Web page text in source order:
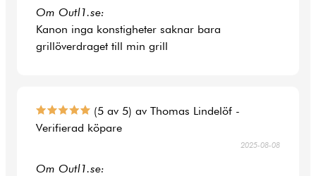
Om Outl1.se:
Kanon inga konstigheter saknar bara
grillöverdraget till min grill
(5 av 5) av Thomas Lindelöf -
Verifierad köpare
2025-08-08
Om Outl1.se: